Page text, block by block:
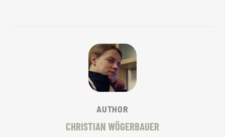
AUTHOR
CHRISTIAN WÖGERBAUER